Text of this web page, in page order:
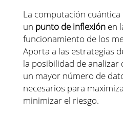
La computación
un punto de inflexión en
funcionamiento de los
Aporta a las estrategias
la posibilidad de analizar
un mayor número de
necesarios para
minimizar el riesgo.